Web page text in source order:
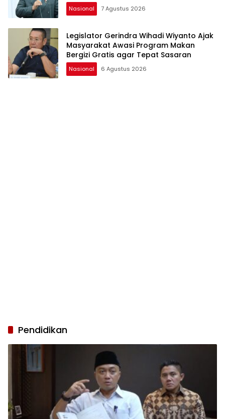
Nasional 7 Agustus 2026
Legislator Gerindra Wihadi Wiyanto Ajak
Masyarakat Awasi Program Makan
Bergizi Gratis agar Tepat Sasaran
Nasional 6 Agustus 2026
Pendidikan